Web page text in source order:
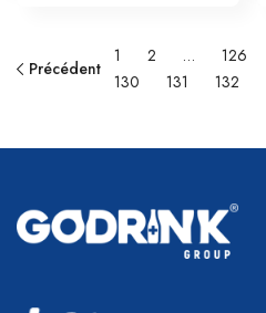
Précédent
1 2 … 126
130
131 132